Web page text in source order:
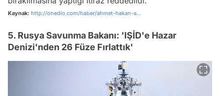
Kaynak: http://onedio.com/haber/ahmet-hakan-a...
5. Rusya Savunma Bakanı: 'IŞİD'e Hazar
Denizi'nden 26 Füze Fırlattık'